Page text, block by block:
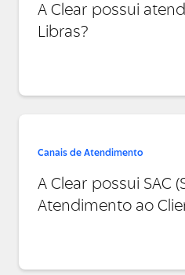
A Clear possui
Libras?
Canais de Atendimento
A Clear possui SAC
Atendimento ao